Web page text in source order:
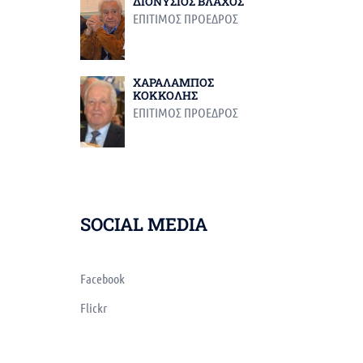
ΕΠΙΤΙΜΟΣ ΠΡΟΕΔΡΟΣ
ΧΑΡΑΛΑΜΠΟΣ
ΚΟΚΚΟΛΗΣ
ΕΠΙΤΙΜΟΣ ΠΡΟΕΔΡΟΣ
SOCIAL MEDIA
Facebook
Flickr